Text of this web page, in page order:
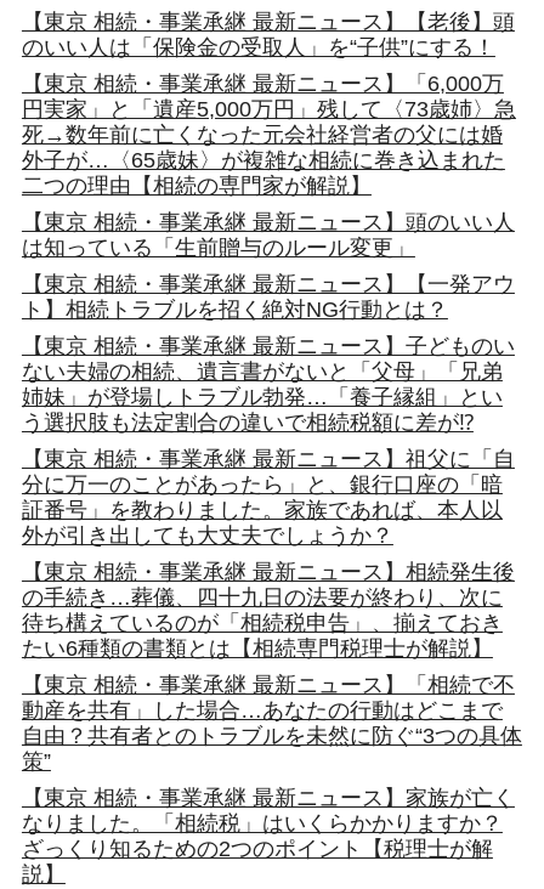
【東京 相続・事業承継 最新ニュース】【老後】頭
のいい人は「保険金の受取人」を“子供”にする！
【東京 相続・事業承継 最新ニュース】「6,000万
円実家」と「遺産5,000万円」残して〈73歳姉〉急
死→数年前に亡くなった元会社経営者の父には婚
外子が…〈65歳妹〉が複雑な相続に巻き込まれた
二つの理由【相続の専門家が解説】
【東京 相続・事業承継 最新ニュース】頭のいい人
は知っている「生前贈与のルール変更」
【東京 相続・事業承継 最新ニュース】【一発アウ
ト】相続トラブルを招く絶対NG行動とは？
【東京 相続・事業承継 最新ニュース】子どものい
ない夫婦の相続、遺言書がないと「父母」「兄弟
姉妹」が登場しトラブル勃発…「養子縁組」とい
う選択肢も法定割合の違いで相続税額に差が⁉
【東京 相続・事業承継 最新ニュース】祖父に「自
分に万一のことがあったら」と、銀行口座の「暗
証番号」を教わりました。家族であれば、本人以
外が引き出しても大丈夫でしょうか？
【東京 相続・事業承継 最新ニュース】相続発生後
の手続き…葬儀、四十九日の法要が終わり、次に
待ち構えているのが「相続税申告」、揃えておき
たい6種類の書類とは【相続専門税理士が解説】
【東京 相続・事業承継 最新ニュース】「相続で不
動産を共有」した場合…あなたの行動はどこまで
自由？共有者とのトラブルを未然に防ぐ“3つの具体
策”
【東京 相続・事業承継 最新ニュース】家族が亡く
なりました。「相続税」はいくらかかりますか？
ざっくり知るための2つのポイント【税理士が解
説】